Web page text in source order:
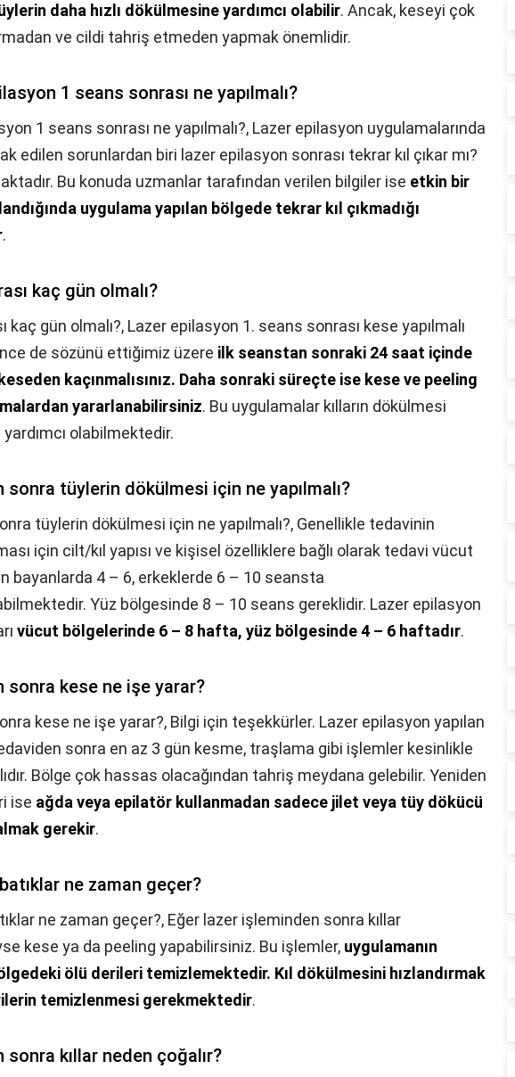
daha hızlı dökülmesine yardımcı olabilir. Ancak, keseyi çok
ve cildi tahriş etmeden yapmak önemlidir.
1 seans sonrası ne yapılmalı?
1 seans sonrası ne yapılmalı?, Lazer epilasyon uygulamalarında
edilen sorunlardan biri lazer epilasyon sonrası tekrar kıl çıkar mı?
Bu konuda uzmanlar tarafından verilen bilgiler ise etkin bir
uygulama yapılan bölgede tekrar kıl çıkmadığı
.
kaç gün olmalı?
kaç gün olmalı?, Lazer epilasyon 1. seans sonrası kese yapılmalı
de sözünü ettiğimiz üzere ilk seanstan sonraki 24 saat içinde
kaçınmalısınız. Daha sonraki süreçte ise kese ve peeling
yararlanabilirsiniz. Bu uygulamalar kılların dökülmesi
olabilmektedir.
sonra tüylerin dökülmesi için ne yapılmalı?
tüylerin dökülmesi için ne yapılmalı?, Genellikle tedavinin
için cilt/kıl yapısı ve kişisel özelliklere bağlı olarak tedavi vücut
bayanlarda 4 – 6, erkeklerde 6 – 10 seansta
Yüz bölgesinde 8 – 10 seans gereklidir. Lazer epilasyon
vücut bölgelerinde 6 – 8 hafta, yüz bölgesinde 4 – 6 haftadır.
sonra kese ne işe yarar?
kese ne işe yarar?, Bilgi için teşekkürler. Lazer epilasyon yapılan
sonra en az 3 gün kesme, traşlama gibi işlemler kesinlikle
Bölge çok hassas olacağından tahriş meydana gelebilir. Yeniden
ise ağda veya epilatör kullanmadan sadece jilet veya tüy dökücü
gerekir.
ne zaman geçer?
ne zaman geçer?, Eğer lazer işleminden sonra kıllar
kese ya da peeling yapabilirsiniz. Bu işlemler, uygulamanın
ölü derileri temizlemektedir. Kıl dökülmesini hızlandırmak
temizlenmesi gerekmektedir.
sonra kıllar neden çoğalır?